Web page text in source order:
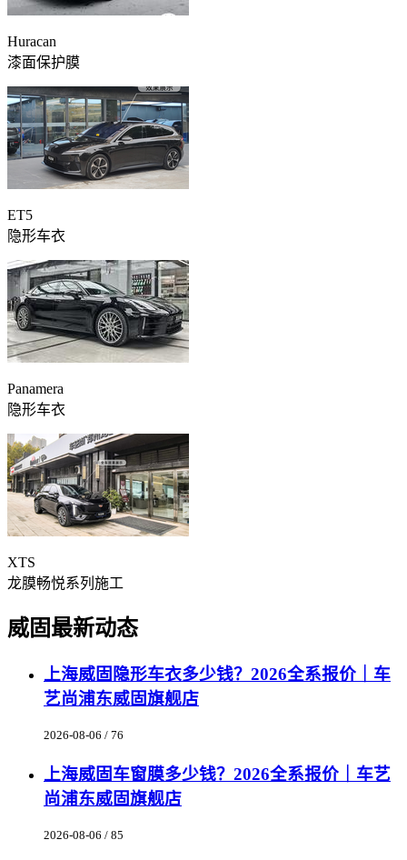
Huracan
漆面保护膜
ET5
隐形车衣
Panamera
隐形车衣
XTS
龙膜畅悦系列施工
威固最新动态
上海威固隐形车衣多少钱？2026全系报价｜车
艺尚浦东威固旗舰店
2026-08-06 / 76
上海威固车窗膜多少钱？2026全系报价｜车艺
尚浦东威固旗舰店
2026-08-06 / 85